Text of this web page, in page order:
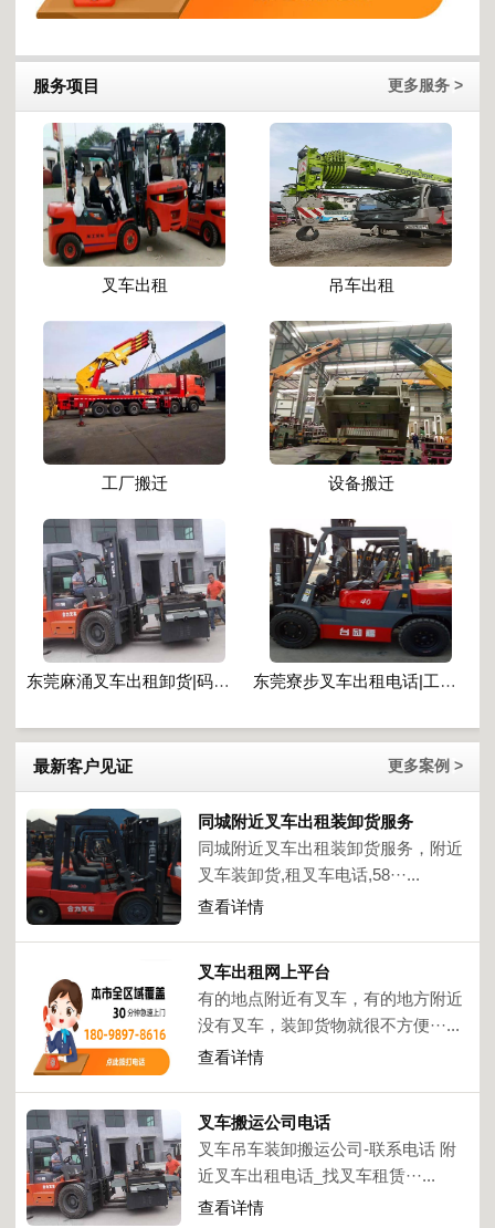
服务项目 更多服务 >
叉车出租 吊车出租
工厂搬迁 设备搬迁
东莞麻涌叉车出租卸货|码头集装箱装卸|高效调度|现场支持 东莞寮步叉车出租电话|工厂仓库搬运|就近调度|响应及时
最新客户见证 更多案例 >
同城附近叉车出租装卸货服务
同城附近叉车出租装卸货服务，附近
叉车装卸货,租叉车电话,58···...
查看详情
叉车出租网上平台
有的地点附近有叉车，有的地方附近
没有叉车，装卸货物就很不方便···...
查看详情
叉车搬运公司电话
叉车吊车装卸搬运公司-联系电话 附
近叉车出租电话_找叉车租赁···...
查看详情